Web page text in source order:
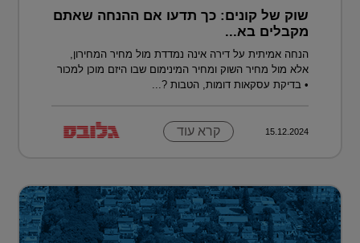
שוק של קונים: כך תדעו אם ההנחה שאתם
מקבלים בא...
הנחה אמיתית על דירה אינה נמדדת מול מחיר המחירון,
אלא מול מחיר השוק ומחיר המינימום שבו היזם מוכן למכור
• בדיקת עסקאות דומות, הטבות ?...
15.12.2024 קרא עוד